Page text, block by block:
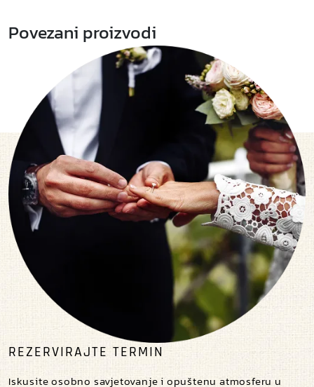
Povezani proizvodi
REZERVIRAJTE TERMIN
Iskusite osobno savjetovanje i opuštenu atmosferu u